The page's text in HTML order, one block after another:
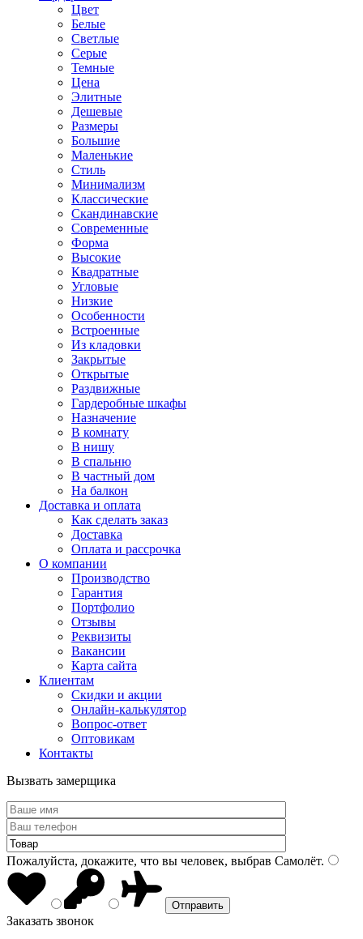
Цвет
Белые
Светлые
Серые
Темные
Цена
Элитные
Дешевые
Размеры
Большие
Маленькие
Стиль
Минимализм
Классические
Скандинавские
Современные
Форма
Высокие
Квадратные
Угловые
Низкие
Особенности
Встроенные
Из кладовки
Закрытые
Открытые
Раздвижные
Гардеробные шкафы
Назначение
В комнату
В нишу
В спальню
В частный дом
На балкон
Доставка и оплата
Как сделать заказ
Доставка
Оплата и рассрочка
О компании
Производство
Гарантия
Портфолио
Отзывы
Реквизиты
Вакансии
Карта сайта
Клиентам
Скидки и акции
Онлайн-калькулятор
Вопрос-ответ
Оптовикам
Контакты
Вызвать замерщика
Пожалуйста, докажите, что вы человек, выбрав Самолёт.
Заказать звонок